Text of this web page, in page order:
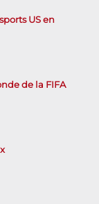
US en
de la FIFA